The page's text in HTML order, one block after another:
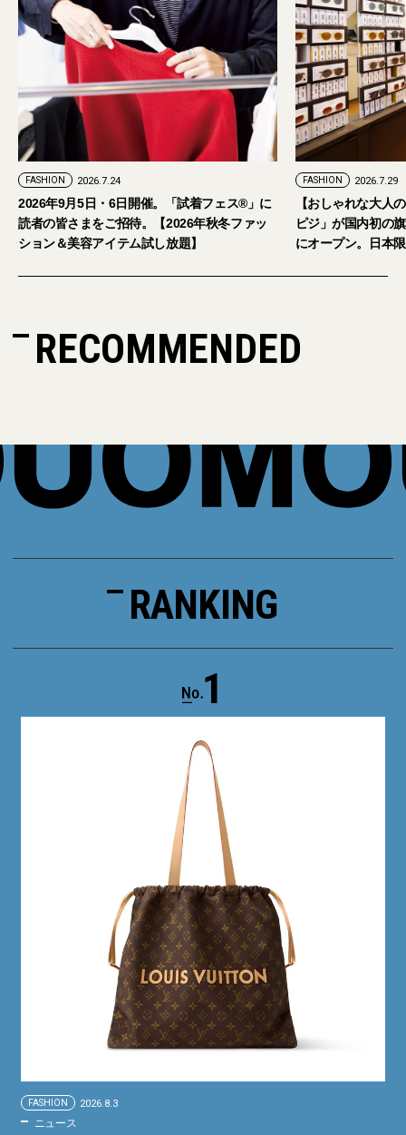
。「試着フェス®︎」に
【2026年秋冬ファッ
し放題】
【おしゃれな大人のアイウェア】パリ発「イ
ピジ」が国内初の旗艦店をキャットストリー
にオープン。日本限定サングラスも登場
RECOMMENDED
RANKING
1
FASHION 2026.8.3
ニュース